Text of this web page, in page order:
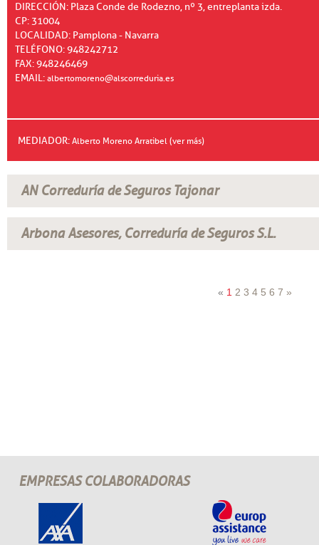
DIRECCIÓN: Plaza Conde de Rodezno, nº 3, entreplanta izda.
CP: 31004
LOCALIDAD: Pamplona - Navarra
TELÉFONO: 948242712
FAX: 948246469
EMAIL:albertomoreno@alscorreduria.es
MEDIADOR:Alberto Moreno Arratibel (ver más)
AN Correduría de Seguros Tajonar
Arbona Asesores, Correduría de Seguros S.L.
« 1 2 3 4 5 6 7 »
EMPRESAS COLABORADORAS